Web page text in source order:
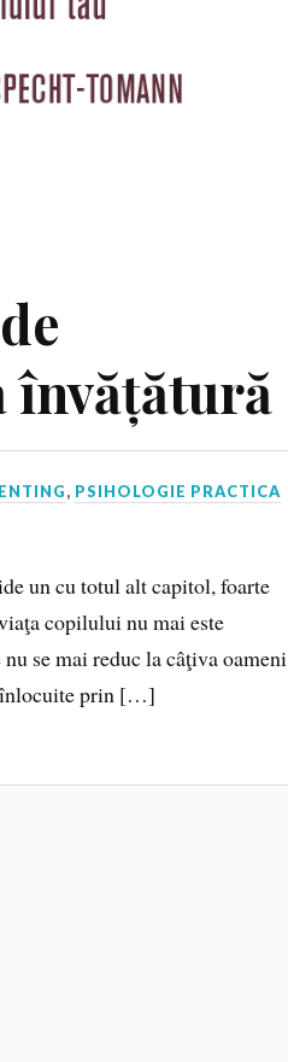
învățătură
, PSIHOLOGIE PRACTICA
un cu totul alt capitol, foarte
copilului nu mai este
se mai reduc la câţiva oameni
înlocuite prin […]